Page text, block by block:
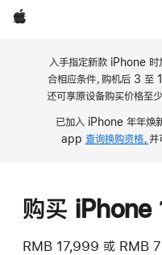
Apple
入手指定新款 iPhone
合相应条件，购机后 3 至
还可享原设备购买价格至
注已加入 iPhone 年年焕
app 查询换购资格， 并
购买 iPhone
RMB 17,999 或 RMB